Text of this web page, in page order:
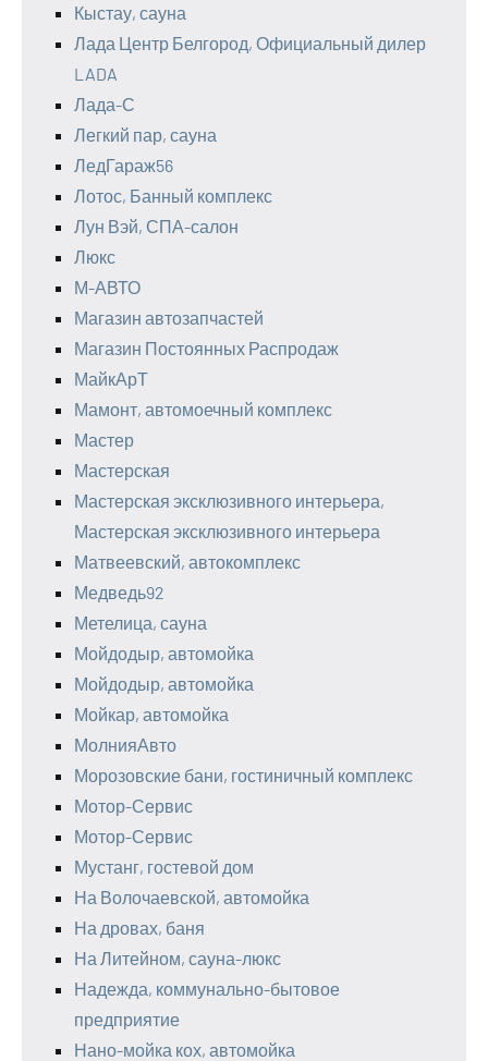
Кыстау, сауна
Лада Центр Белгород, Официальный дилер
LADA
Лада-С
Легкий пар, сауна
ЛедГараж56
Лотос, Банный комплекс
Лун Вэй, СПА-салон
Люкс
М-АВТО
Магазин автозапчастей
Магазин Постоянных Распродаж
МайкАрТ
Мамонт, автомоечный комплекс
Мастер
Мастерская
Мастерская эксклюзивного интерьера,
Мастерская эксклюзивного интерьера
Матвеевский, автокомплекс
Медведь92
Метелица, сауна
Мойдодыр, автомойка
Мойдодыр, автомойка
Мойкар, автомойка
МолнияАвто
Морозовские бани, гостиничный комплекс
Мотор-Сервис
Мотор-Сервис
Мустанг, гостевой дом
На Волочаевской, автомойка
На дровах, баня
На Литейном, сауна-люкс
Надежда, коммунально-бытовое
предприятие
Нано-мойка кох, автомойка